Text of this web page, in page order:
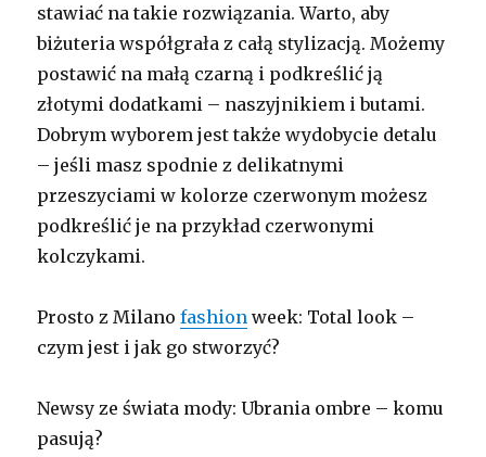
stawiać na takie rozwiązania. Warto, aby
biżuteria współgrała z całą stylizacją. Możemy
postawić na małą czarną i podkreślić ją
złotymi dodatkami – naszyjnikiem i butami.
Dobrym wyborem jest także wydobycie detalu
– jeśli masz spodnie z delikatnymi
przeszyciami w kolorze czerwonym możesz
podkreślić je na przykład czerwonymi
kolczykami.
Prosto z Milanofashion week: Total look –
czym jest i jak go stworzyć?
Newsy ze świata mody: Ubrania ombre – komu
pasują?